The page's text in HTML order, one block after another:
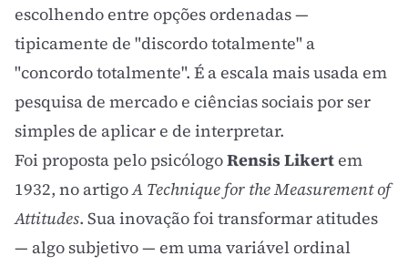
escolhendo entre opções ordenadas —
tipicamente de "discordo totalmente" a
"concordo totalmente". É a escala mais usada em
pesquisa de mercado e ciências sociais por ser
simples de aplicar e de interpretar.
Foi proposta pelo psicólogoRensis Likertem
1932, no artigoA Technique for the Measurement of
Attitudes. Sua inovação foi transformar atitudes
— algo subjetivo — em uma variável ordinal